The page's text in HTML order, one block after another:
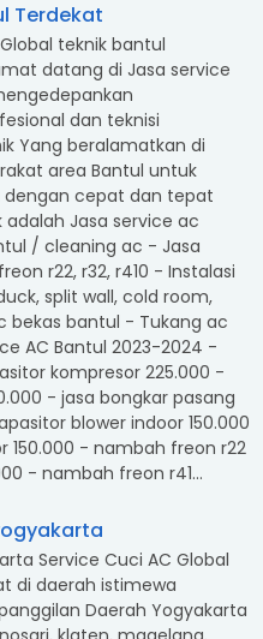
Terdekat
teknik bantul
datang di Jasa service
dan teknisi
Yang beralamatkan di
area Bantul untuk
cepat dan tepat
Jasa service ac
/ cleaning ac - Jasa
r22, r32, r410 - Instalasi
split wall, cold room,
bekas bantul - Tukang ac
AC Bantul 2023-2024 -
kompresor 225.000 -
- jasa bongkar pasang
blower indoor 150.000
150.000 - nambah freon r22
- nambah freon r41...
Service Cuci AC Global
di daerah istimewa
Daerah Yogyakarta